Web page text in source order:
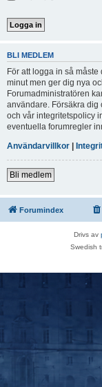
BLI MEDLEM
För att logga in så
minut men ger dig nya
Forumadministratören
användare. Försäkra dig
och vår integritetspolicy
eventuella forumregler
Användarvillkor |
Bli medlem
Forumindex
Drivs av
Swedish